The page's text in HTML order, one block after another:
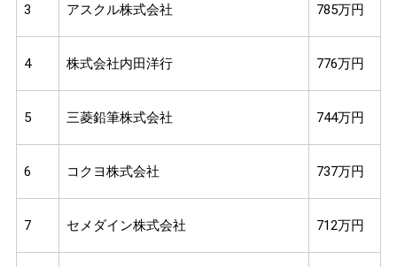
3 アスクル株式会社 785万円
4 株式会社内田洋行 776万円
5 三菱鉛筆株式会社 744万円
6 コクヨ株式会社 737万円
7 セメダイン株式会社 712万円